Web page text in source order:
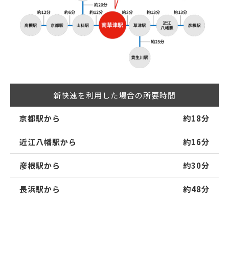
新快速を利用した場合の所要時間
京都駅から 約18分
近江八幡駅から 約16分
彦根駅から 約30分
長浜駅から 約48分